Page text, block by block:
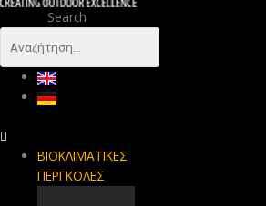
Search
ΒΙΟΚΛΙΜΑΤΙΚΕΣ
ΠΕΡΓΚΟΛΕΣ